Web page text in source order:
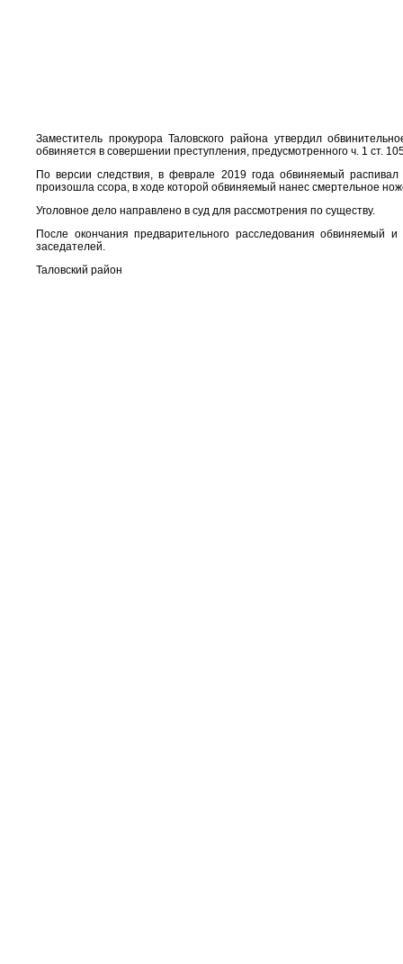
Заместитель прокурора Таловского района утвердил
обвиняется в совершении преступления, предусмотренного ч. 1 ст.
По версии следствия, в феврале 2019 года обвиняемый
произошла ссора, в ходе которой обвиняемый нанес смертельное
Уголовное дело направлено в суд для рассмотрения по существу.
После окончания предварительного расследования обвиняемый
заседателей.
Таловский район